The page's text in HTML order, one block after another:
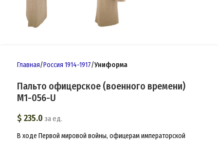
Главная Россия 1914-1917 Униформа
Пальто офицерское (военного времени)
M1-056-U
$ 235.0 за ед.
В ходе Первой мировой войны, офицерам императорской